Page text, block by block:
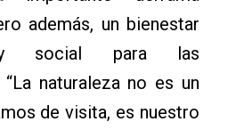
además, un bienestar
y social para las
“La naturaleza no es un
de visita, es nuestro